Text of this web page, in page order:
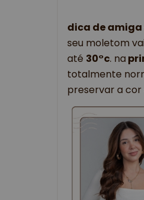
dica de amiga
seu moletom
até 30°c. na
totalmente
preservar a cor